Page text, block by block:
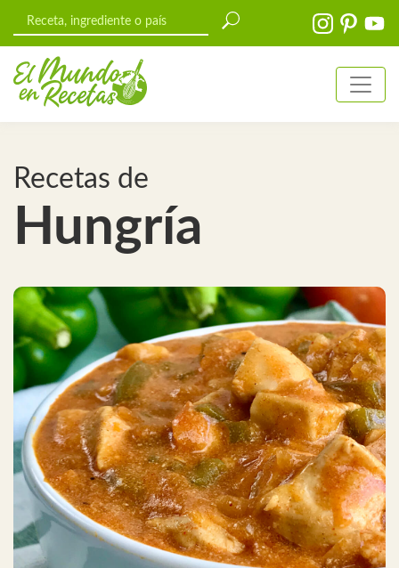
Recetas de
Hungría